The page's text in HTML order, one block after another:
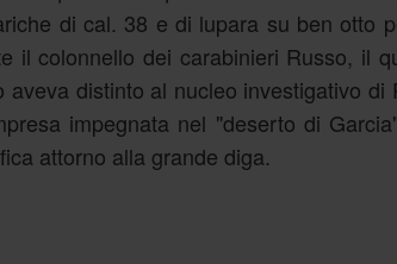
di cal. 38 e di lupara su ben otto
il colonnello dei carabinieri Russo, il
distinto al nucleo investigativo di
impegnata nel "deserto di
attorno alla grande diga.